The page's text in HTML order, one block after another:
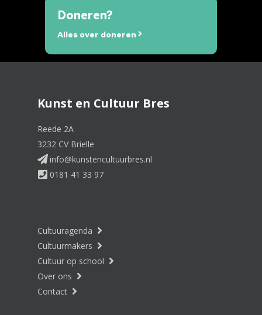
Doneren?
Alles over doneren
Kunst en Cultuur Bres
Reede 2A
3232 CV Brielle
info@kunstencultuurbres.nl
0181 41 33 97
Cultuuragenda
Cultuurmakers
Cultuur op school
Over ons
Contact